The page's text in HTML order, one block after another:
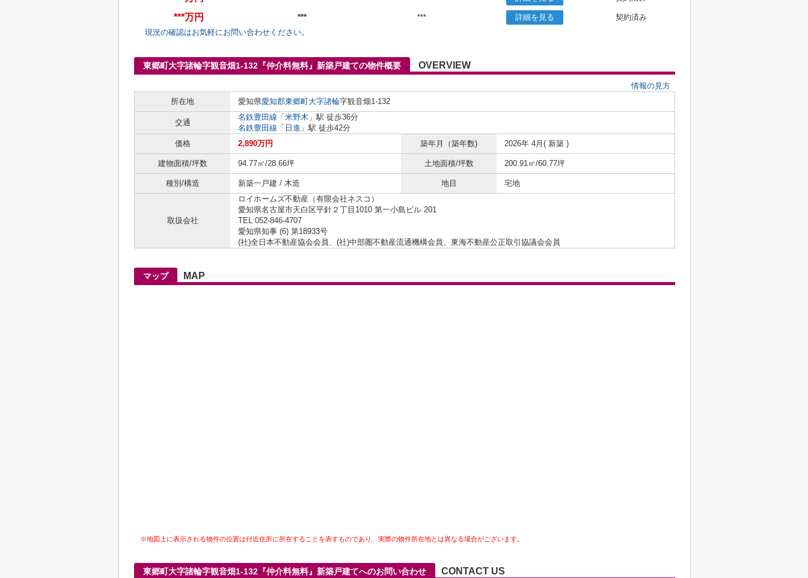
***万円 *** *** 詳細を見る
契約済み
現況の確認はお気軽にお問い合わせください。
東郷町大字諸輪字観音畑1-132『仲介料無料』新築戸建ての物件概要 OVERVIEW
情報の見方
所在地
愛知県愛知郡東郷町大字諸輪字観音畑1-132
交通
名鉄豊田線 「 米野木 」駅 徒歩36分
名鉄豊田線 「 日進 」駅 徒歩42分
価格
2,890万円 築年月（築年数) 2026年 4月( 新築 )
建物面積/坪数 94.77㎡/28.66坪 土地面積/坪数 200.91㎡/60.77坪
種別/構造 新築一戸建 / 木造 地目 宅地
取扱会社
ロイホームズ不動産（有限会社ネスコ）
愛知県名古屋市天白区平針２丁目1010 第一小島ビル 201
TEL:052-846-4707
愛知県知事 (6) 第18933号
(社)全日本不動産協会会員、(社)中部圏不動産流通機構会員、東海不動産公正取引協議会会員
マップ MAP
※地図上に表示される物件の位置は付近住所に所在することを表すものであり、実際の物件所在地とは異なる場合がございます。
東郷町大字諸輪字観音畑1-132『仲介料無料』新築戸建てへのお問い合わせ CONTACT US